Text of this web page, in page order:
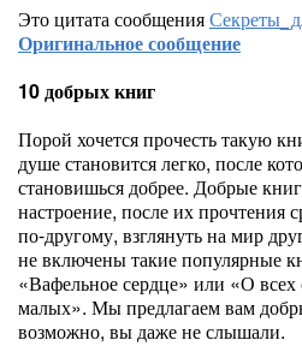
Это цитата сообщения
Оригинальное сообщение
10 добрых книг
Порой хочется прочесть такую
душе становится легко, после
становишься добрее. Добрые
настроение, после их прочтения
по-другому, взглянуть на мир
не включены такие популярные
«Вафельное сердце» или «О
малых». Мы предлагаем вам
возможно, вы даже не слышали.